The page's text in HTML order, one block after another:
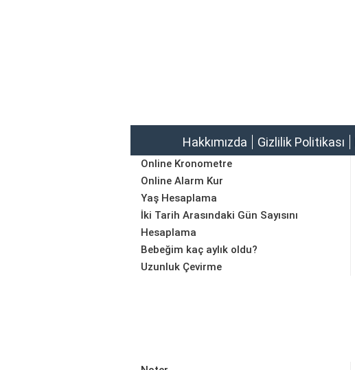
Hakkımızda Gizlilik Politikası
Online Kronometre
Online Alarm Kur
Yaş Hesaplama
İki Tarih Arasındaki Gün Sayısını
Hesaplama
Bebeğim kaç aylık oldu?
Uzunluk Çevirme